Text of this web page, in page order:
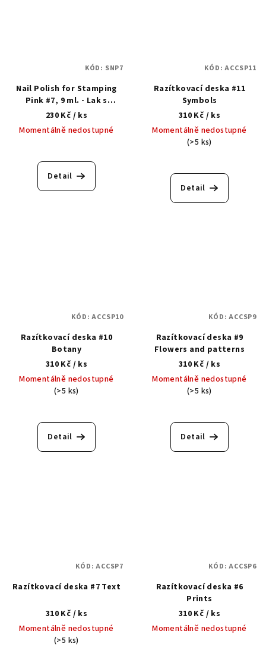
Nail Polish for Stamping
Pink #7, 9 ml. - Lak s
gelovým efektem na
razítkování
230 Kč / ks
Momentálně nedostupné
Detail
KÓD: SNP7
Razítkovací deska #11
Symbols
310 Kč / ks
Momentálně nedostupné
(>5 ks)
hodnocení
produktu
Detail
KÓD:ACCSP11
Razítkovací deska #10
Botany
310 Kč / ks
Momentálně nedostupné
(>5 ks)
Detail
KÓD:ACCSP10
Razítkovací deska #9
Flowers and patterns
310 Kč / ks
Momentálně nedostupné
(>5 ks)
Detail
KÓD:ACCSP9
Razítkovací deska #7 Text
310 Kč / ks
Momentálně nedostupné
(>5 ks)
KÓD:ACCSP7
Razítkovací deska #6
Prints
310 Kč / ks
Momentálně nedostupné
KÓD:ACCSP6